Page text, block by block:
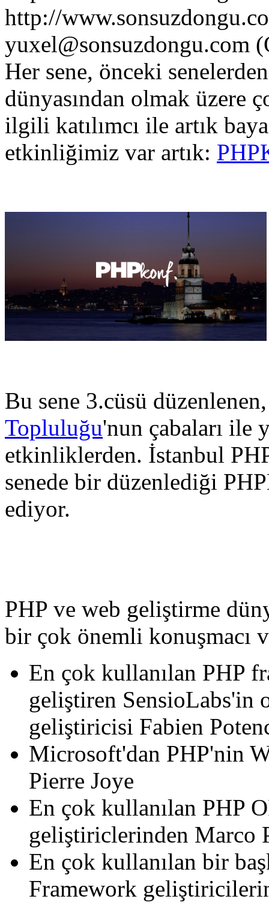
http://
yuxel@sonsuzdongu.com
Her sene, önceki
dünyasından olmak üzere
ilgili katılımcı ile artık
etkinliğimiz var artık:
Bu sene 3.cüsü
Topluluğu'nun çabaları ile
etkinliklerden. İstanbul
senede bir düzenlediği
ediyor.
PHP ve web geliştirme
bir çok önemli konuşmacı
En çok kullanılan PHP
geliştiren SensioLabs'in
geliştiricisi Fabien
Microsoft'dan PHP'nin
Pierre Joye
En çok kullanılan PHP
geliştiriclerinden Marco
En çok kullanılan bir
Framework